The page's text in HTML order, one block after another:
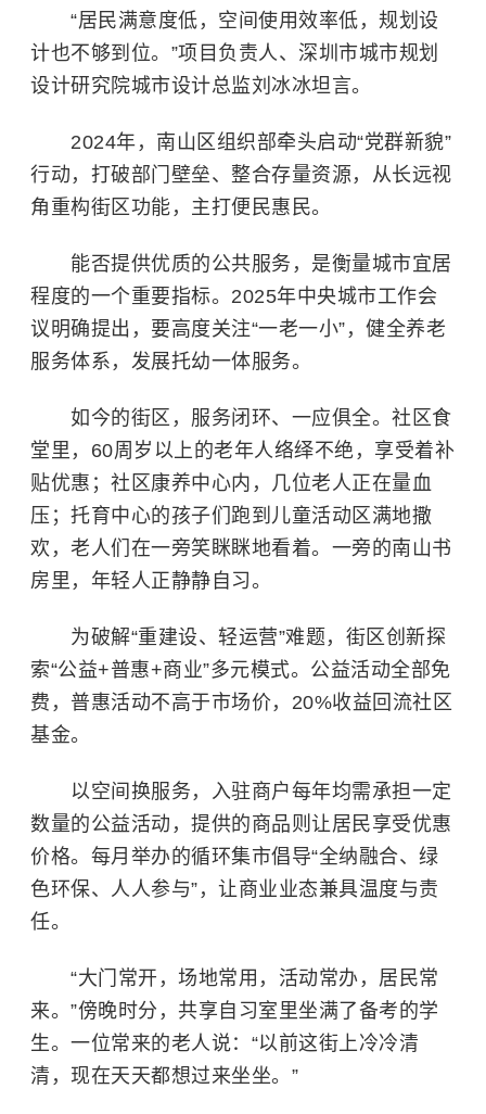
“居民满意度低，空间使用效率低，规划设
计也不够到位。”项目负责人、深圳市城市规划
设计研究院城市设计总监刘冰冰坦言。
2024年，南山区组织部牵头启动“党群新貌”
行动，打破部门壁垒、整合存量资源，从长远视
角重构街区功能，主打便民惠民。
能否提供优质的公共服务，是衡量城市宜居
程度的一个重要指标。2025年中央城市工作会
议明确提出，要高度关注“一老一小”，健全养老
服务体系，发展托幼一体服务。
如今的街区，服务闭环、一应俱全。社区食
堂里，60周岁以上的老年人络绎不绝，享受着补
贴优惠；社区康养中心内，几位老人正在量血
压；托育中心的孩子们跑到儿童活动区满地撒
欢，老人们在一旁笑眯眯地看着。一旁的南山书
房里，年轻人正静静自习。
为破解“重建设、轻运营”难题，街区创新探
索“公益+普惠+商业”多元模式。公益活动全部免
费，普惠活动不高于市场价，20%收益回流社区
基金。
以空间换服务，入驻商户每年均需承担一定
数量的公益活动，提供的商品则让居民享受优惠
价格。每月举办的循环集市倡导“全纳融合、绿
色环保、人人参与”，让商业业态兼具温度与责
任。
“大门常开，场地常用，活动常办，居民常
来。”傍晚时分，共享自习室里坐满了备考的学
生。一位常来的老人说：“以前这街上冷冷清
清，现在天天都想过来坐坐。”